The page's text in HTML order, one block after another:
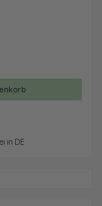
benutze die Schaltflächen
in DE